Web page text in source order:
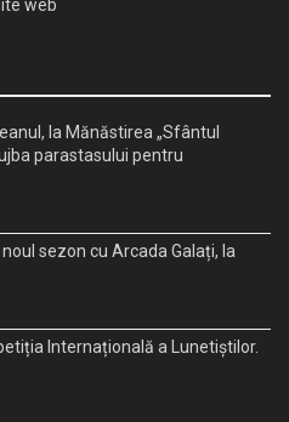
web
la Mănăstirea „Sfântul
parastasului pentru
sezon cu Arcada Galați, la
Internațională a Lunetiștilor.